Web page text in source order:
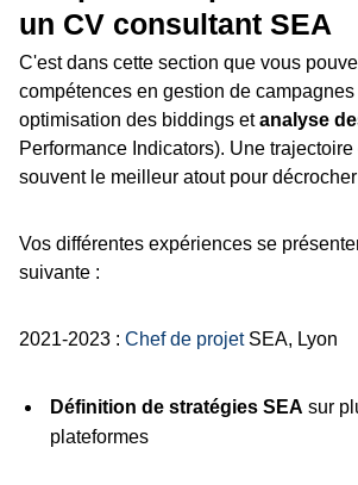
un CV consultant SEA
C'est dans cette section que vous
compétences en gestion de
optimisation des biddings etanalyse
Performance Indicators). Une trajectoire
souvent le meilleur atout pour
Vos différentes expériences se
suivante :
2021-2023 : Chef de projetSEA, Lyon
Définition de stratégies SEA sur
plateformes